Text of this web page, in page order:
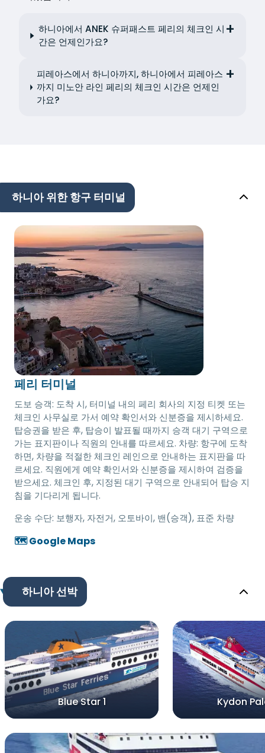
하니아에서 ANEK 슈퍼패스트 페리의 체크인 시
간은 언제인가요?
피레아스에서 하니아까지, 하니아에서 피레아스
까지 미노안 라인 페리의 체크인 시간은 언제인
가요?
하니아 위한 항구 터미널
페리 터미널
도보 승객: 도착 시, 터미널 내의 페리 회사의 지정 티켓 또는
체크인 사무실로 가서 예약 확인서와 신분증을 제시하세요.
탑승권을 받은 후, 탑승이 발표될 때까지 승객 대기 구역으로
가는 표지판이나 직원의 안내를 따르세요. 차량: 항구에 도착
하면, 차량을 적절한 체크인 레인으로 안내하는 표지판을 따
르세요. 직원에게 예약 확인서와 신분증을 제시하여 검증을
받으세요. 체크인 후, 지정된 대기 구역으로 안내되어 탑승 지
침을 기다리게 됩니다.
운송 수단: 보행자, 자전거, 오토바이, 밴(승객), 표준 차량
🗺️ Google Maps
하니아 선박
Blue Star 1 Kydon